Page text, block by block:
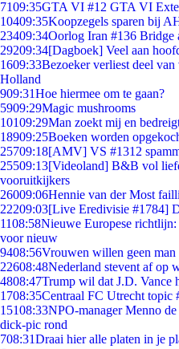
7109:35GTA VI #12 GTA VI
10409:35Koopzegels sparen bij
23409:34Oorlog Iran #136 Bridge
29209:34[Dagboek] Veel aan
1609:33Bezoeker verliest deel
Holland
909:31Hoe hiermee om te gaan?
5909:29Magic mushrooms
10109:29Man zoekt mij en
18909:25Boeken worden
25709:18[AMV] VS #1312
25509:13[Videoland] B&B vol
vooruitkijkers
26009:06Hennie van der Most
22209:03[Live Eredivisie #1784]
1108:58Nieuwe Europese
voor nieuw
9408:56Vrouwen willen geen man
22608:48Nederland stevent af op
4808:47Trump wil dat J.D. Vance
1708:35Centraal FC Utrecht topic
15108:33NPO-manager Menno
dick-pic rond
708:31Draai hier alle platen in je